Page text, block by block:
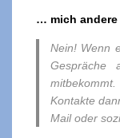
… mich andere
Nein! Wenn
Gespräche
Kontakte
Mail oder